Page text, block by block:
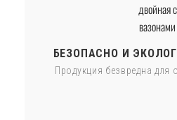
БЕЗОПАСНО И
Продукция безвредна для